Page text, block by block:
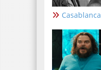
Casablanca